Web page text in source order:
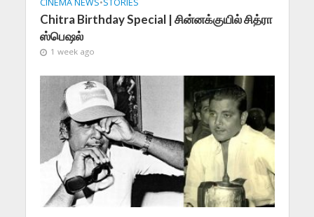
CINEMA NEWS•STORIES
Chitra Birthday Special | சின்னக்குயில் சித்ரா
ஸ்பெஷல்
1 week ago